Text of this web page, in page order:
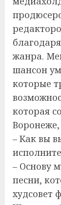
жанра.
шансон
которые
которая
– Как вы
– Основу
песни,
худсовет